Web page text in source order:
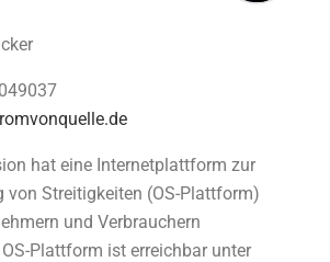
hat eine Internetplattform zur
von Streitigkeiten (OS-Plattform)
und Verbrauchern
Plattform ist erreichbar unter